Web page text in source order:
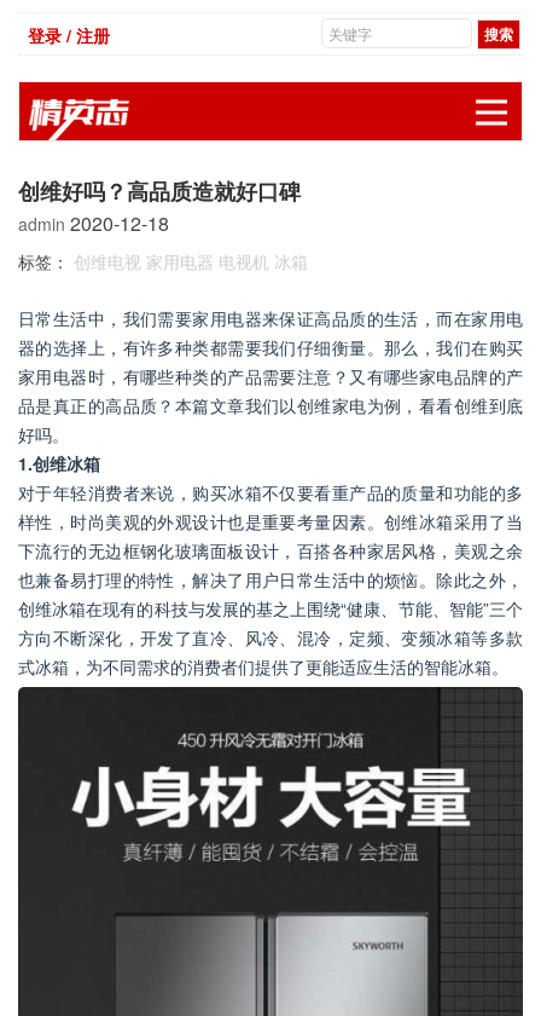
登录 / 注册
创维好吗？高品质造就好口碑
admin 2020-12-18
标签： 创维电视 家用电器 电视机 冰箱
日常生活中，我们需要家用电器来保证高品质的生活，而在家用电
器的选择上，有许多种类都需要我们仔细衡量。那么，我们在购买
家用电器时，有哪些种类的产品需要注意？又有哪些家电品牌的产
品是真正的高品质？本篇文章我们以创维家电为例，看看创维到底
好吗。
1.创维冰箱
对于年轻消费者来说，购买冰箱不仅要看重产品的质量和功能的多
样性，时尚美观的外观设计也是重要考量因素。创维冰箱采用了当
下流行的无边框钢化玻璃面板设计，百搭各种家居风格，美观之余
也兼备易打理的特性，解决了用户日常生活中的烦恼。除此之外，
创维冰箱在现有的科技与发展的基之上围绕“健康、节能、智能”三个
方向不断深化，开发了直冷、风冷、混冷，定频、变频冰箱等多款
式冰箱，为不同需求的消费者们提供了更能适应生活的智能冰箱。